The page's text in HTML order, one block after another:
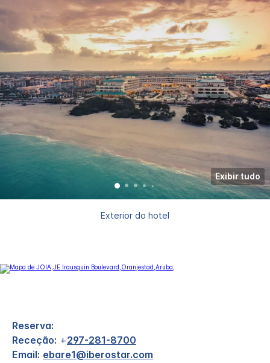
Exterior do hotel
Exibir tudo
Reserva:
Receção: +297-281-8700
Email: ebare1@iberostar.com